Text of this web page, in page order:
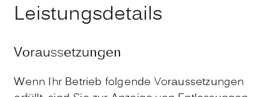
Leistungsdetails
Voraussetzungen
Wenn Ihr Betrieb folgende Voraussetzungen